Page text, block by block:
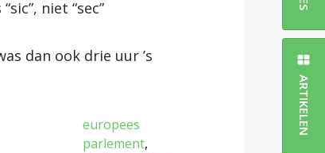
niet “sec”
dan ook drie uur ’s
europees
parlement
ARTIKELEN